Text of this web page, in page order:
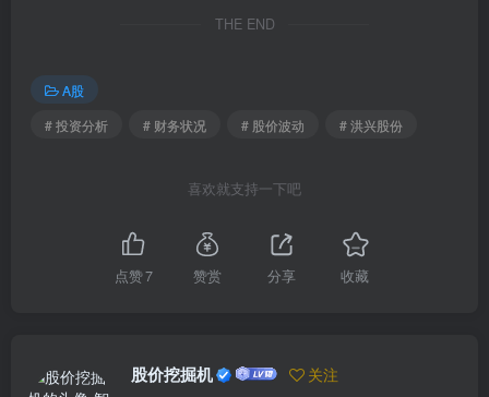
THE END
A股
# 投资分析
# 财务状况 # 股价波动 # 洪兴股份
喜欢就支持一下吧
点赞7 赞赏 分享 收藏
股价挖掘机 关注